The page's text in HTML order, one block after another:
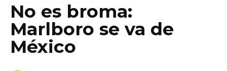
No es broma:
Marlboro se va de
México